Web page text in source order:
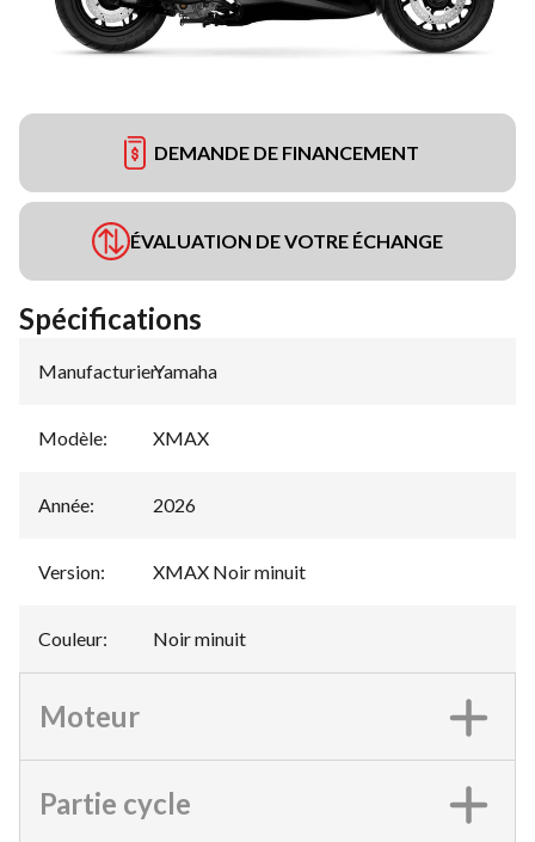
DEMANDE DE FINANCEMENT
ÉVALUATION DE VOTRE ÉCHANGE
Spécifications
Manufacturier:
Yamaha
Modèle: XMAX
Année: 2026
Version: XMAX Noir minuit
Couleur: Noir minuit
Moteur
Partie cycle